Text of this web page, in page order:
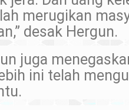
merugikan
desak Hergun.
juga
ini telah